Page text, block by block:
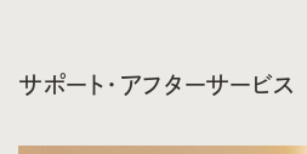
サポート・アフターサービス